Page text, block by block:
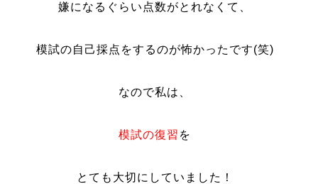
嫌になるぐらい点数がとれなくて、
模試の自己採点をするのが怖かったです(笑)
なので私は、
模試の復習 を
とても大切にしていました！